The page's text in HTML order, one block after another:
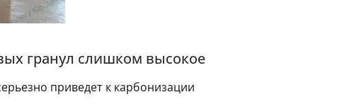
гранул слишком высокое
приведет к карбонизации